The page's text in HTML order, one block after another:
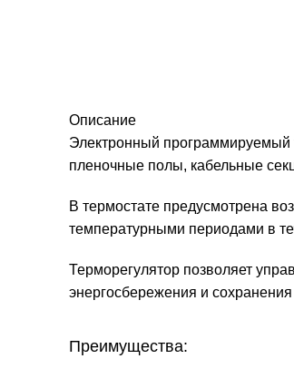
Описание
Электронный программируемый
пленочные полы, кабельные
В термостате предусмотрена
температурными периодами в
Терморегулятор позволяет
энергосбережения и
Преимущества: